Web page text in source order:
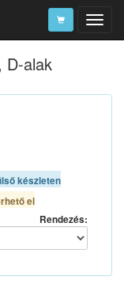
D-alak
készleten
el
Rendezés: